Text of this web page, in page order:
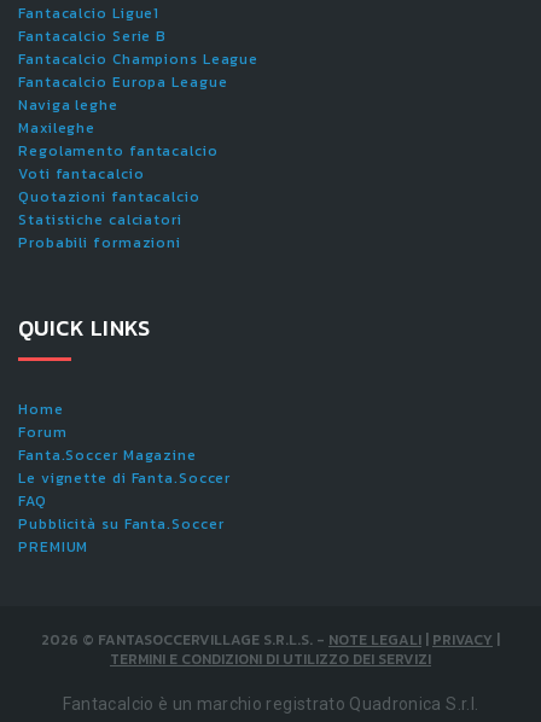
Fantacalcio Ligue1
Fantacalcio Serie B
Fantacalcio Champions League
Fantacalcio Europa League
Naviga leghe
Maxileghe
Regolamento fantacalcio
Voti fantacalcio
Quotazioni fantacalcio
Statistiche calciatori
Probabili formazioni
QUICK LINKS
Home
Forum
Fanta.Soccer Magazine
Le vignette di Fanta.Soccer
FAQ
Pubblicità su Fanta.Soccer
PREMIUM
2026 © FANTASOCCERVILLAGE S.R.L.S. - NOTE LEGALI | PRIVACY |
TERMINI E CONDIZIONI DI UTILIZZO DEI SERVIZI
Fantacalcio è un marchio registrato Quadronica S.r.l.